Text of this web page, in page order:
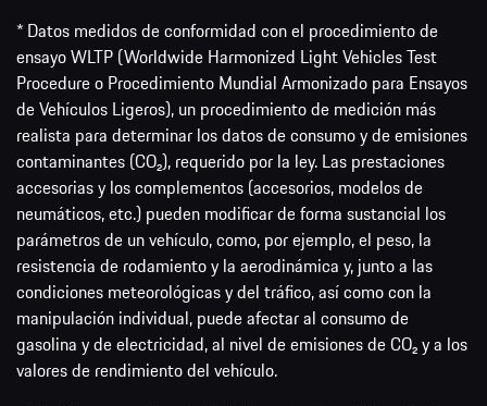
* Datos medidos de conformidad con el procedimiento de
ensayo WLTP (Worldwide Harmonized Light Vehicles Test
Procedure o Procedimiento Mundial Armonizado para Ensayos
de Vehículos Ligeros), un procedimiento de medición más
realista para determinar los datos de consumo y de emisiones
contaminantes (CO₂), requerido por la ley. Las prestaciones
accesorias y los complementos (accesorios, modelos de
neumáticos, etc.) pueden modificar de forma sustancial los
parámetros de un vehículo, como, por ejemplo, el peso, la
resistencia de rodamiento y la aerodinámica y, junto a las
condiciones meteorológicas y del tráfico, así como con la
manipulación individual, puede afectar al consumo de
gasolina y de electricidad, al nivel de emisiones de CO₂ y a los
valores de rendimiento del vehículo.